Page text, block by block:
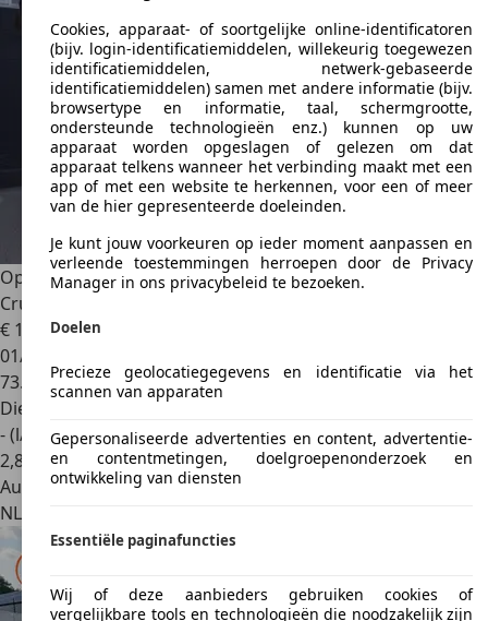
Opel Movano2.3 Turbo L3H2 150PK EURO 6 - Airco - Navi -
Cruis
€ 19.2391
01/2020
73.071 km
Diesel
- (l/100 km)
2,8
Autobedrijf
NL 5692 BA
Cookies, apparaat- of soortgelijke online-identificatoren
(bijv. login-identificatiemiddelen, willekeurig toegewezen
identificatiemiddelen, netwerk-gebaseerde
identificatiemiddelen) samen met andere informatie (bijv.
browsertype en informatie, taal, schermgrootte,
ondersteunde technologieën enz.) kunnen op uw
apparaat worden opgeslagen of gelezen om dat
apparaat telkens wanneer het verbinding maakt met een
app of met een website te herkennen, voor een of meer
van de hier gepresenteerde doeleinden.
Je kunt jouw voorkeuren op ieder moment aanpassen en
verleende toestemmingen herroepen door de Privacy
Manager in ons privacybeleid te bezoeken.
Doelen
Precieze geolocatiegegevens en identificatie via het
scannen van apparaten
Gepersonaliseerde advertenties en content, advertentie-
en contentmetingen, doelgroepenonderzoek en
ontwikkeling van diensten
Essentiële paginafuncties
Wij of deze aanbieders gebruiken cookies of
vergelijkbare tools en technologieën die noodzakelijk zijn